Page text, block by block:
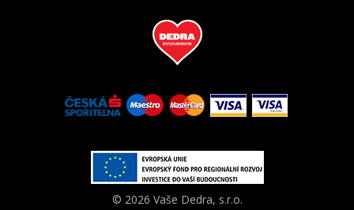
© 2026 Vaše Dedra, s.r.o.